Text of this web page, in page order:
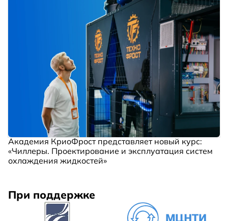
Академия КриоФрост представляет новый курс:
«Чиллеры. Проектирование и эксплуатация систем
охлаждения жидкостей»
При поддержке